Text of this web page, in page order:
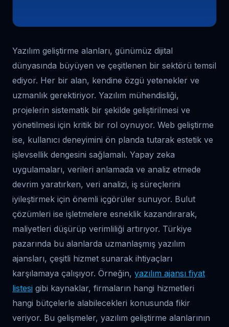
Yazılım geliştirme alanları, günümüz dijital
dünyasında büyüyen ve çeşitlenen bir sektörü temsil
ediyor. Her bir alan, kendine özgü yetenekler ve
uzmanlık gerektiriyor. Yazılım mühendisliği,
projelerin sistematik bir şekilde geliştirilmesi ve
yönetilmesi için kritik bir rol oynuyor. Web geliştirme
ise, kullanıcı deneyimini ön planda tutarak estetik ve
işlevsellik dengesini sağlamalı. Yapay zeka
uygulamaları, verileri anlamada ve analiz etmede
devrim yaratırken, veri analizi, iş süreçlerini
iyileştirmek için önemli içgörüler sunuyor. Bulut
çözümleri ise işletmelere esneklik kazandırarak,
maliyetleri düşürüp verimliliği artırıyor. Türkiye
pazarında bu alanlarda uzmanlaşmış yazılım
ajansları, çeşitli hizmet sunarak ihtiyaçları
karşılamaya çalışıyor. Örneğin, yazılım ajansı fiyat
listesi gibi kaynaklar, firmaların hangi hizmetleri
hangi bütçelerle alabilecekleri konusunda fikir
veriyor. Bu gelişmeler, yazılım geliştirme alanlarının